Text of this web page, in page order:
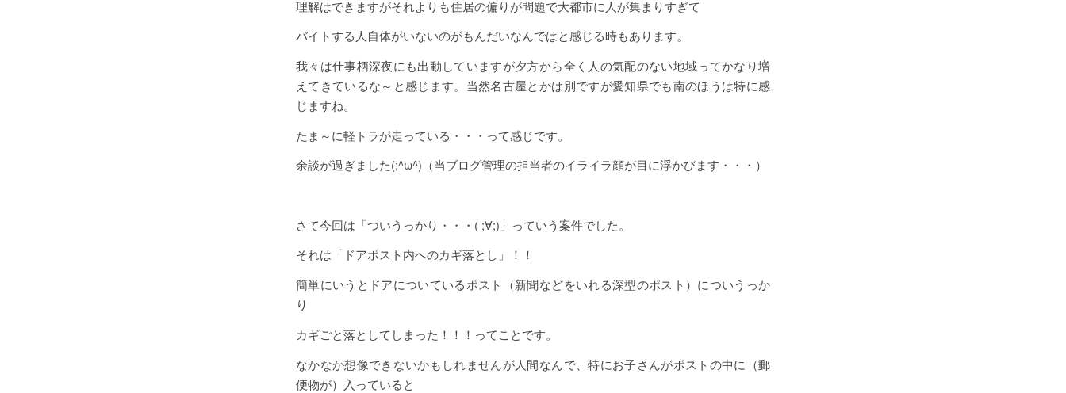
理解はできますがそれよりも住居の偏りが問題で大都市に人が集まりすぎて
バイトする人自体がいないのがもんだいなんではと感じる時もあります。
我々は仕事柄深夜にも出動していますが夕方から全く人の気配のない地域ってかなり増
えてきているな～と感じます。当然名古屋とかは別ですが愛知県でも南のほうは特に感
じますね。
たま～に軽トラが走っている・・・って感じです。
余談が過ぎました(;^ω^)（当ブログ管理の担当者のイライラ顔が目に浮かびます・・・）
さて今回は「ついうっかり・・・( ;∀;)」っていう案件でした。
それは「ドアポスト内へのカギ落とし」！！
簡単にいうとドアについているポスト（新聞などをいれる深型のポスト）についうっか
り
カギごと落としてしまった！！！ってことです。
なかなか想像できないかもしれませんが人間なんで、特にお子さんがポストの中に（郵
便物が）入っていると